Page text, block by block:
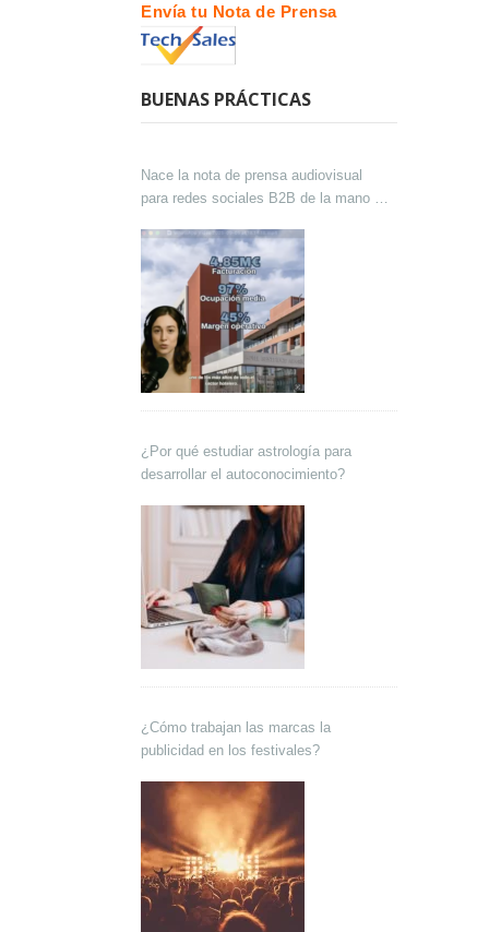
Envía tu Nota de Prensa
BUENAS PRÁCTICAS
Nace la nota de prensa audiovisual
para redes sociales B2B de la mano de
¿Por qué estudiar astrología para
desarrollar el autoconocimiento?
¿Cómo trabajan las marcas la
publicidad en los festivales?